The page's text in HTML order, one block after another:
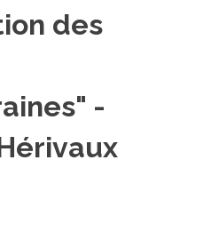
ET TECHNIQUES
des
-